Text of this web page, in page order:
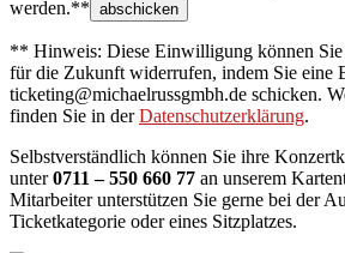
werden.**
** Hinweis: Diese Einwilligung können
für die Zukunft widerrufen, indem Sie eine
ticketing@michaelrussgmbh.de schicken.
finden Sie in derDatenschutzerklärung.
Selbstverständlich können Sie ihre
unter0711 – 550 660 77 an unserem
Mitarbeiter unterstützen Sie gerne bei der
Ticketkategorie oder eines Sitzplatzes.